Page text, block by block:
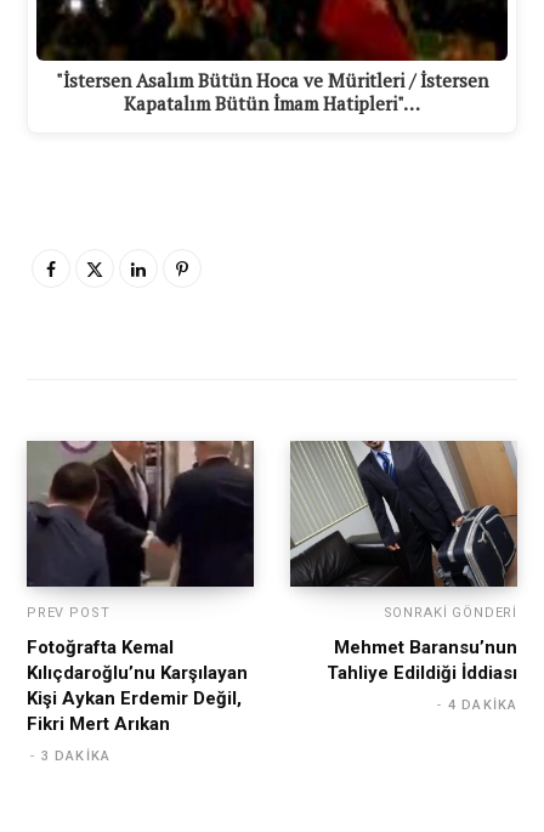
"İstersen Asalım Bütün Hoca ve Müritleri / İstersen
Kapatalım Bütün İmam Hatipleri"…
PREV POST
Fotoğrafta Kemal
Kılıçdaroğlu’nu Karşılayan
Kişi Aykan Erdemir Değil,
Fikri Mert Arıkan
3 DAKIKA
SONRAKI GÖNDERI
Mehmet Baransu’nun
Tahliye Edildiği İddiası
4 DAKIKA